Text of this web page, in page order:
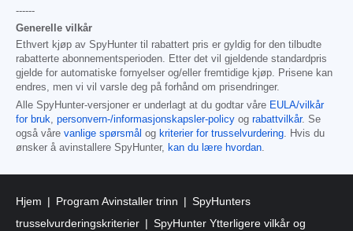
------
Generelle vilkår
Ethvert kjøp av SpyHunter til rabattert pris er gyldig for den tilbudte
rabatterte abonnementsperioden. Etter det vil gjeldende standardpris
gjelde for automatiske fornyelser og/eller fremtidige kjøp. Prisene kan
endres, men vi vil varsle deg på forhånd om prisendringer.
Alle SpyHunter-versjoner er underlagt at du godtar våre EULA/vilkår
for bruk, personvern-/informasjonskapsler-policy og rabattvilkår. Se
også våre vanlige spørsmål og kriterier for trusselvurdering. Hvis du
ønsker å avinstallere SpyHunter, kan du lære hvordan.
Hjem Program Avinstaller trinn
SpyHunters
trusselvurderingskriterier
SpyHunter Ytterligere vilkår og